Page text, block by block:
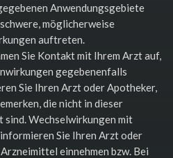
Anwendungsgebiete
möglicherweise
auftreten.
Sie Kontakt mit Ihrem Arzt auf,
gegebenenfalls
Sie Ihren Arzt oder Apotheker,
die nicht in dieser
Wechselwirkungen mit
Sie Ihren Arzt oder
einnehmen bzw. Bei